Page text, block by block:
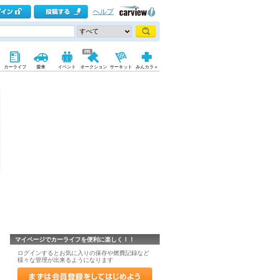
ヘルプ
カーライフ 愛車 イベント オークション サーキット みんカラ＋
マイページでカーライフを便利に楽しく！！
ログインするとお気に入りの保存や燃費記録など
様々な管理が出来るようになります